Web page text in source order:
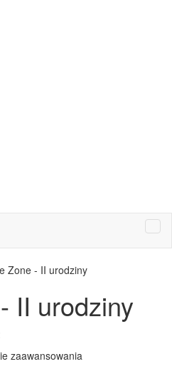
Zone - II urodziny
II urodziny
zaawansowania